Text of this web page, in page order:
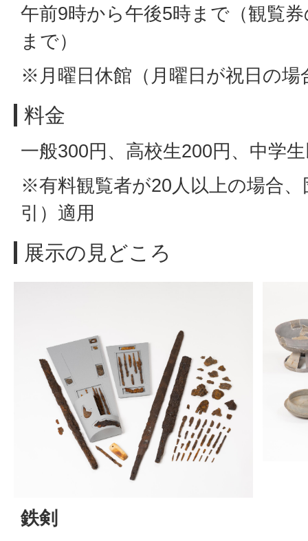
午前9時から午後5時まで（観覧
まで）
※月曜日休館（月曜日が祝日の場
料金
一般300円、高校生200円、中学
※有料観覧者が20人以上の場合、
引）適用
展示の見どころ
鉄剣